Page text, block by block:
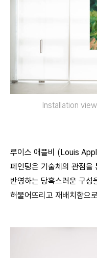
Installation
루이스 애플비 (Louis
페인팅은 기술체의 관점을
반영하는 당혹스러운 구성
허물어뜨리고 재배치함으